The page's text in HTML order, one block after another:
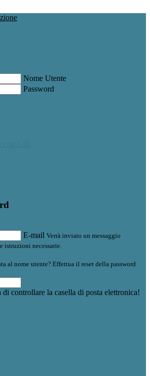
Nome Utente
Password
E-mail Verrà inviato un messaggio
istruzioni necessarie.
al nome utente? Effettua il reset della password
controllare la casella di posta elettronica!